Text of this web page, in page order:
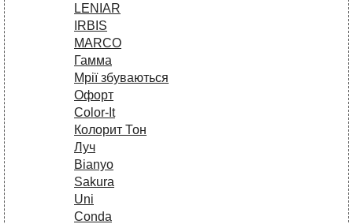
LENIAR
IRBIS
MARCO
Гамма
Мрії збуваються
Офорт
Сolor-It
Колорит Тон
Луч
Bianyo
Sakura
Uni
Conda